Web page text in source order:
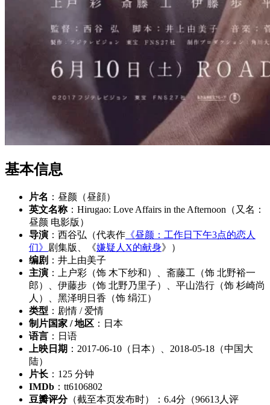
基本信息
片名 ：昼颜（昼顔）
英文名称：Hirugao: Love Affairs in the Afternoon（又名：
昼颜 电影版）
导演 ：西谷弘（代表作 《昼颜：工作日下午3点的恋人
们》 剧集版、《嫌疑人X的献身》）
编剧 ：井上由美子
主演 ：上户彩（饰 木下纱和）、斋藤工（饰 北野裕一
郎）、伊藤步（饰 北野乃里子）、平山浩行（饰 杉崎尚
人）、黑泽明日香（饰 绢江）
类型 ：剧情 / 爱情
制片国家 / 地区 ：日本
语言 ：日语
上映日期 ：2017-06-10（日本）、2018-05-18（中国大
陆）
片长 ：125 分钟
IMDb ：tt6106802
豆瓣评分（截至本页发布时）：6.4分（96613人评